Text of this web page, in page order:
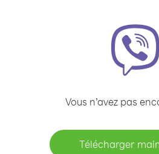
Vous n’avez pas
Télécharger